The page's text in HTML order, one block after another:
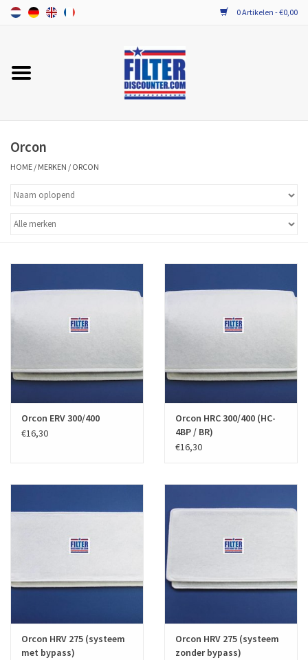
0 Artikelen - €0,00
Home
PROBIOTICA ONDERHOUD
Orcon
HOME / MERKEN / ORCON
Orcon ERV 300/400
€16,30
Orcon HRC 300/400 (HC-
4BP / BR)
€16,30
Orcon HRV 275 (systeem
met bypass)
Orcon HRV 275 (systeem
zonder bypass)